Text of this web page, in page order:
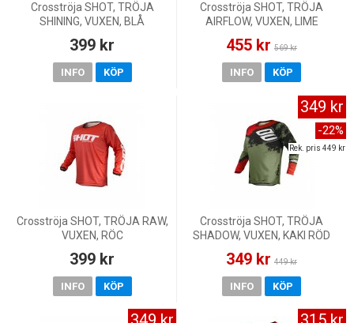
Crosströja SHOT, TRÖJA
SHINING, VUXEN, BLÅ
399 kr
INFO KÖP
Crosströja SHOT, TRÖJA
AIRFLOW, VUXEN, LIME
455 kr 569 kr
INFO KÖP
Crosströja SHOT, TRÖJA RAW,
VUXEN, RÖC
399 kr
INFO KÖP
Crosströja SHOT, TRÖJA
SHADOW, VUXEN, KAKI RÖD
349 kr 449 kr
349 kr
-22%
Rek. pris 449 kr
INFO KÖP